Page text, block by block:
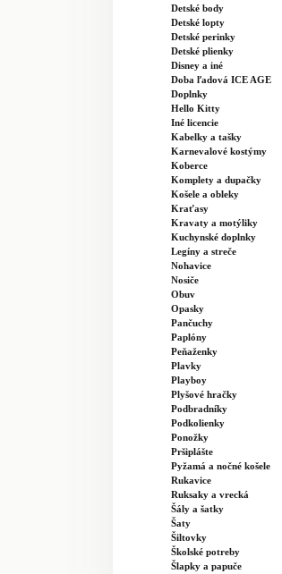
Detské body
Detské lopty
Detské perinky
Detské plienky
Disney a iné
Doba ľadová ICE AGE
Doplnky
Hello Kitty
Iné licencie
Kabelky a tašky
Karnevalové kostýmy
Koberce
Komplety a dupačky
Košele a obleky
Kraťasy
Kravaty a motýliky
Kuchynské doplnky
Legíny a streče
Nohavice
Nosiče
Obuv
Opasky
Pančuchy
Paplóny
Peňaženky
Plavky
Playboy
Plyšové hračky
Podbradníky
Podkolienky
Ponožky
Pršiplášte
Pyžamá a nočné košele
Rukavice
Ruksaky a vrecká
Šály a šatky
Šaty
Šiltovky
Školské potreby
Šlapky a papuče